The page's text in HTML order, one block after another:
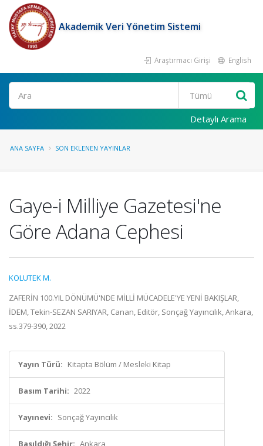
Akademik Veri Yönetim Sistemi
Araştırmacı Girişi English
Ara
Detaylı Arama
ANA SAYFA SON EKLENEN YAYINLAR
Gaye-i Milliye Gazetesi'ne
Göre Adana Cephesi
KOLUTEK M.
ZAFERİN 100.YIL DÖNÜMÜ'NDE MİLLİ MÜCADELE'YE YENİ BAKIŞLAR,
İDEM, Tekin-SEZAN SARIYAR, Canan, Editör, Sonçağ Yayıncılık, Ankara,
ss.379-390, 2022
Yayın Türü: Kitapta Bölüm / Mesleki Kitap
Basım Tarihi: 2022
Yayınevi: Sonçağ Yayıncılık
Basıldığı Şehir: Ankara